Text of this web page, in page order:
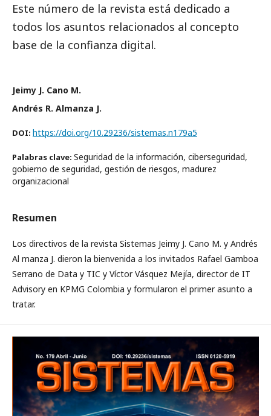
Este número de la revista está dedicado a
todos los asuntos relacionados al concepto
base de la confianza digital.
Jeimy J. Cano M.
Andrés R. Almanza J.
DOI: https://doi.org/10.29236/sistemas.n179a5
Palabras clave: Seguridad de la información, ciberseguridad,
gobierno de seguridad, gestión de riesgos, madurez
organizacional
Resumen
Los directivos de la revista Sistemas Jeimy J. Cano M. y Andrés
Al manza J. dieron la bienvenida a los invitados Rafael Gamboa
Serrano de Data y TIC y Víctor Vásquez Mejía, director de IT
Advisory en KPMG Colombia y formularon el primer asunto a
tratar.